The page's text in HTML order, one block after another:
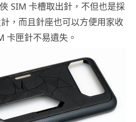
SIM 卡槽取出針，不但也是採
，而且針座也可以方便用家收
卡匣針不易遺失。